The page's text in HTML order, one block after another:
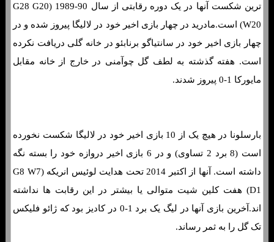
ترین شکست آنها در یک دوره رقابتی از سال 90-1989 (G28 G20
W20) است.مادرید در چهار بازی اخیر خود در لالیگا پیروز شده و در
چهار بازی اخیر خود در سانتیاگو برنابئو در خانه گلی دریافت نکرده
است. هفته گذشته به لطف گل چوآمنی در خارج از خانه مقابل
مایورکا 1-0 پیروز شدند.
بارسلونا در هیچ یک از 10 بازی اخیر خود در لالیگا شکست نخورده
است (8 برد 2 تساوی) و در 6 بازی اخیر دروازه خود را بسته نگه
داشته است. آنها از اکتبر 2014 تحت هدایت لوئیس انریکه (G8 W7
D1) هفت کلین شیت متوالی یا بیشتر در این رقابت ها نداشته
اند.آخرین بازی آنها در لیگ یک برد 1-0 در کادیز بود که ژائو فلیکس
تک گل را به ثمر رساند.